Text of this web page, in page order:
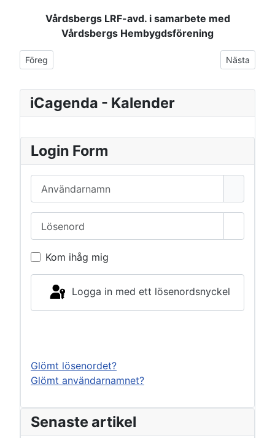
Vårdsbergs LRF-avd. i samarbete med
Vårdsbergs Hembygdsförening
Föregående artikel: Nya bilder
Föreg Nästa
Nästa
iCagenda - Kalender
Login Form
Kom ihåg mig
Logga in med ett lösenordsnyckel
Glömt lösenordet?
Glömt användarnamnet?
Senaste artikel